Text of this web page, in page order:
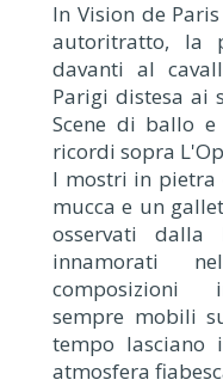
In Vision de
autoritratto, la
davanti al
Parigi distesa ai
Scene di ballo
ricordi sopra
I mostri in pietra
mucca e un
osservati
innamorati
composizioni
sempre mobili
tempo lasciano
atmosfera